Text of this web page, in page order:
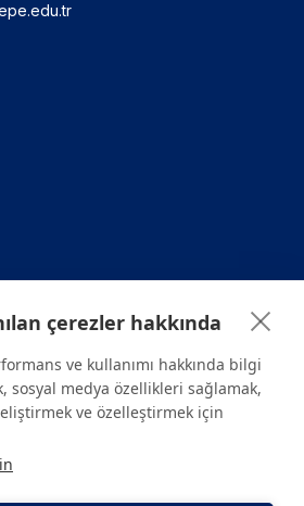
yalnızca bilgilendirme amaçlıdır.
için mutlaka doktoruza ya da bir sağlık
çerezler hakkında
ve kullanımı hakkında bilgi
sosyal medya özellikleri sağlamak,
ve özelleştirmek için